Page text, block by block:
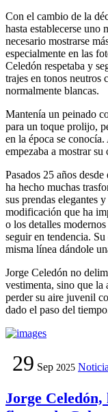
Con el cambio de la
hasta establecerse uno
necesario mostrarse
especialmente en las
Celedón respetaba y
trajes en tonos neutros
normalmente blancas.
Mantenía un peinado
para un toque prolijo,
en la época se
empezaba a mostrar su
Pasados 25 años
ha hecho muchas
sus prendas elegantes
modificación que ha
o los detalles
seguir en tendencia.
misma línea dándole
Jorge Celedón no
vestimenta, sino que la
perder su aire juvenil
dado el paso del
29 Sep 2025
Jorge Celedón,